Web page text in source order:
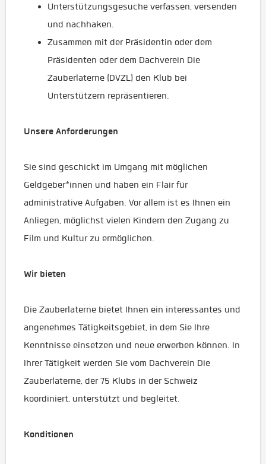
Unterstützungsgesuche verfassen, versenden
und nachhaken.
Zusammen mit der Präsidentin oder dem
Präsidenten oder dem Dachverein Die
Zauberlaterne (DVZL) den Klub bei
Unterstützern repräsentieren.
Unsere Anforderungen
Sie sind geschickt im Umgang mit möglichen
Geldgeber*innen und haben ein Flair für
administrative Aufgaben. Vor allem ist es Ihnen ein
Anliegen, möglichst vielen Kindern den Zugang zu
Film und Kultur zu ermöglichen.
Wir bieten
Die Zauberlaterne bietet Ihnen ein interessantes und
angenehmes Tätigkeitsgebiet, in dem Sie Ihre
Kenntnisse einsetzen und neue erwerben können. In
Ihrer Tätigkeit werden Sie vom Dachverein Die
Zauberlaterne, der 75 Klubs in der Schweiz
koordiniert, unterstützt und begleitet.
Konditionen